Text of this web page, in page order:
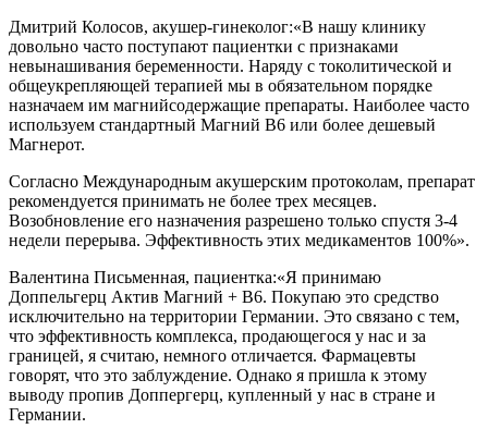
Дмитрий Колосов, акушер-гинеколог:«В нашу клинику
довольно часто поступают пациентки с признаками
невынашивания беременности. Наряду с токолитической и
общеукрепляющей терапией мы в обязательном порядке
назначаем им магнийсодержащие препараты. Наиболее часто
используем стандартный Магний В6 или более дешевый
Магнерот.
Согласно Международным акушерским протоколам, препарат
рекомендуется принимать не более трех месяцев.
Возобновление его назначения разрешено только спустя 3-4
недели перерыва. Эффективность этих медикаментов 100%».
Валентина Письменная, пациентка:«Я принимаю
Доппельгерц Актив Магний + В6. Покупаю это средство
исключительно на территории Германии. Это связано с тем,
что эффективность комплекса, продающегося у нас и за
границей, я считаю, немного отличается. Фармацевты
говорят, что это заблуждение. Однако я пришла к этому
выводу пропив Доппергерц, купленный у нас в стране и
Германии.